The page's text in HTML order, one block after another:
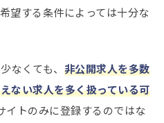
望する条件によっては十分な
なくても、 非公開求人を多数
ない求人を多く扱っている可
イトのみに登録するのではな